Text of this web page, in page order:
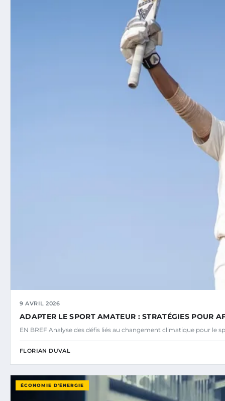
9 AVRIL 2026
ADAPTER LE SPORT AMATEUR : STRATÉGIES POUR
EN BREF Analyse des défis liés au changement climatique pour le
FLORIAN DUVAL
ÉCONOMIE D'ÉNERGIE